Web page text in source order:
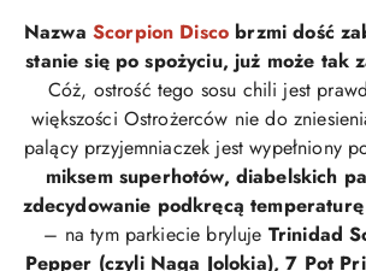
Nazwa Scorpion Disco brzmi dość
stanie się po spożyciu, już może tak
Cóż, ostrość tego sosu chili jest
większości Ostrożerców nie do
palący przyjemniaczek jest wypełniony
miksem superhotów, diabelskich
zdecydowanie podkręcą
– na tym parkiecie bryluje Trinidad
Pepper (czyli Naga Jolokia), 7 Pot